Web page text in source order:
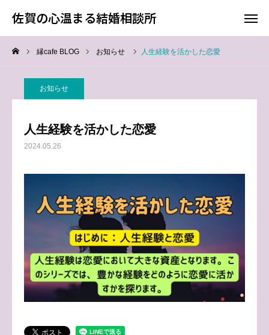
佐賀の心温まる結婚相談所
縁cafe BLOG お知らせ 人生経験を活かした恋愛
お知らせ
人生経験を活かした恋愛
2024.05.26
佐賀の心温まる結婚相談所
料金
TOP
成婚までの流れ
会員様からの喜びの声
よくあるご質問
ブログ